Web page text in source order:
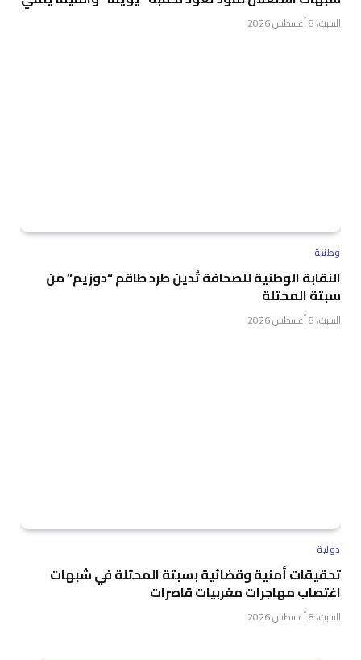
السبت، 8 أغسطس 2026
وطنية
النقابة الوطنية للصحافة تُدين طرد طاقم “دوزيم” من
سبتة المحتلة
السبت، 8 أغسطس 2026
دولية
تحقيقات أمنية وقضائية بسبتة المحتلة في شبهات
اغتصاب مهاجرات مغربيات قاصرات
السبت، 8 أغسطس 2026